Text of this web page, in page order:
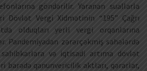
göndərilir. Yaranan suallarla
Dövlət Vergi Xidmətinin “195” Çağrı
olduqları yerli vergi orqanlarına
Pandemiyadan zərərçəkmiş sahələrdə
və iqtisadi artıma dövlət
barədə qanunvericilik aktları, qərarlar,